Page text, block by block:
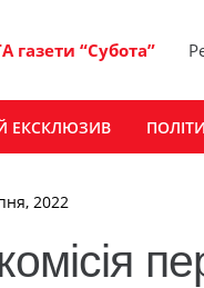
газети “Субота”
ЕКСКЛЮЗИВ
2022